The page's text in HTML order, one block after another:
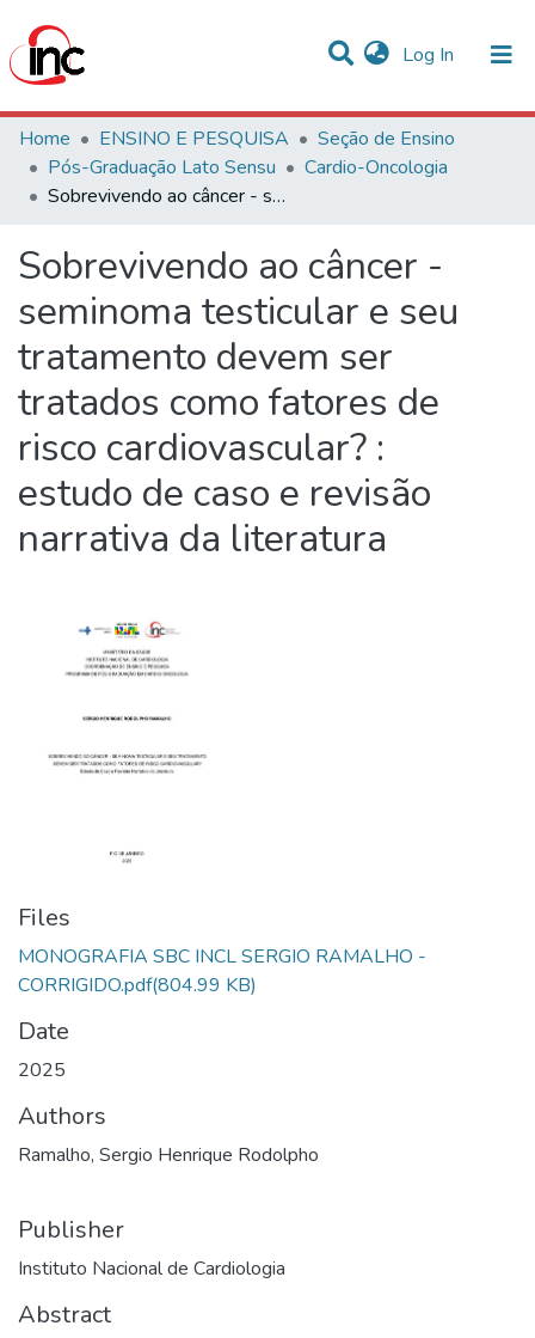
Log In (current)
Communities & Collections
Statistics
Home ENSINO E PESQUISA
Seção de Ensino
Pós-Graduação Lato Sensu
Cardio-Oncologia
Sobrevivendo ao câncer - seminoma testicular e seu tratamento devem ser tratados como fatores de risco cardiovascular? : estudo de caso e revisão narrativa da literatura
Sobrevivendo ao câncer -
seminoma testicular e seu
tratamento devem ser
tratados como fatores de
risco cardiovascular? :
estudo de caso e revisão
narrativa da literatura
Files
MONOGRAFIA SBC INCL SERGIO RAMALHO -
CORRIGIDO.pdf(804.99 KB)
Date
2025
Authors
Ramalho, Sergio Henrique Rodolpho
Publisher
Instituto Nacional de Cardiologia
Abstract